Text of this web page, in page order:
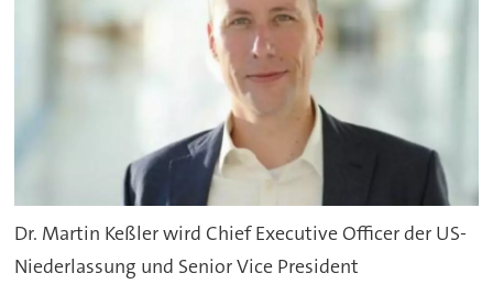
Dr. Martin Keßler wird Chief Executive Officer der US-
Niederlassung und Senior Vice President